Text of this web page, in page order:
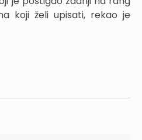
koji želi upisati, rekao je